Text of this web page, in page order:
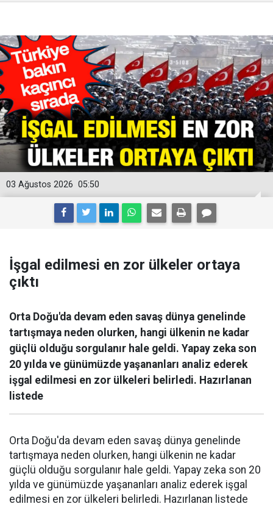
05:50
03 Ağustos 2026
İşgal edilmesi en zor ülkeler ortaya
çıktı
Orta Doğu'da devam eden savaş dünya genelinde
tartışmaya neden olurken, hangi ülkenin ne kadar
güçlü olduğu sorgulanır hale geldi. Yapay zeka son
20 yılda ve günümüzde yaşananları analiz ederek
işgal edilmesi en zor ülkeleri belirledi. Hazırlanan
listede
Orta Doğu'da devam eden savaş dünya genelinde
tartışmaya neden olurken, hangi ülkenin ne kadar
güçlü olduğu sorgulanır hale geldi. Yapay zeka son 20
yılda ve günümüzde yaşananları analiz ederek işgal
edilmesi en zor ülkeleri belirledi. Hazırlanan listede